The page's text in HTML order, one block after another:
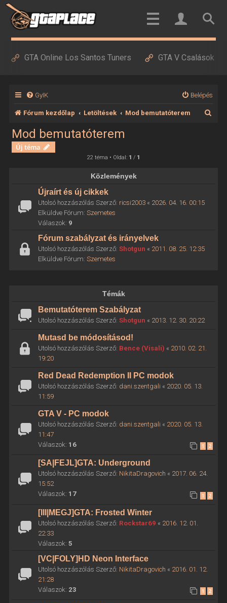
GTA Online Los Santos Tuners GTA V Csalások
GyIK Belépés
Fórum kezdőlap Letöltések Mod bemutatóterem
Mod bemutatóterem
Új téma
22 téma • Oldal: 1 / 1
Közlemények
Újraírt és új cikkek
Utolsó hozzászólás Szerző: ricsi2003« 2026. 04. 16. 00:15
Elküldve Fórum: Szemetes
Válaszok: 9
Fórum szabályzat és irányelvek
Utolsó hozzászólás Szerző: Shotgun « 2011. 08. 25. 12:35
Elküldve Fórum: Szemetes
Témák
Bemutatóterem Szabályzat
Utolsó hozzászólás Szerző: Shotgun « 2013. 12. 30. 20:22
Mutasd be módosításod!
Utolsó hozzászólás Szerző: Bence (Visali) « 2010. 02. 21.
19:20
Red Dead Redemption II PC modok
Utolsó hozzászólás Szerző: dani.szentgali « 2020. 05. 13.
11:59
GTA V - PC modok
Utolsó hozzászólás Szerző: dani.szentgali « 2020. 05. 13.
11:47
Válaszok: 16 1 2
[SA|FEJL]GTA: Underground
Utolsó hozzászólás Szerző: NikitaDragovich « 2017. 06. 24.
15:52
Válaszok: 17 1 2
[III|MEGJ]GTA: Frosted Winter
Utolsó hozzászólás Szerző: Rockstar69 « 2016. 12. 01.
22:33
Válaszok: 5
[VC|FOLY]HD Neon Interface
Utolsó hozzászólás Szerző: NikitaDragovich « 2016. 01. 12.
21:28
Válaszok: 23 1 2